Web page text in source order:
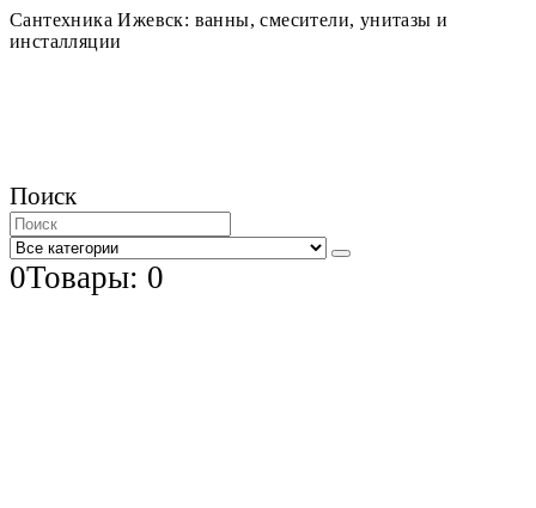
Сантехника Ижевск: ванны, смесители, унитазы и
инсталляции
Поиск
0Товары: 0